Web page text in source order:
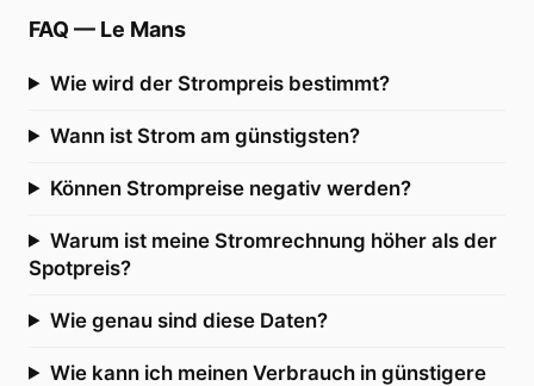
FAQ — Le Mans
Wie wird der Strompreis bestimmt?
Wann ist Strom am günstigsten?
Können Strompreise negativ werden?
Warum ist meine Stromrechnung höher als der
Spotpreis?
Wie genau sind diese Daten?
Wie kann ich meinen Verbrauch in günstigere